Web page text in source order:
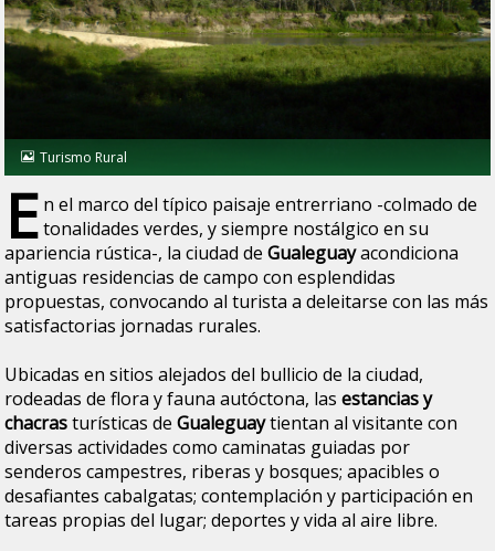
Turismo Rural
E n el marco del típico paisaje entrerriano -colmado de
tonalidades verdes, y siempre nostálgico en su
apariencia rústica-, la ciudad deGualeguayacondiciona
antiguas residencias de campo con esplendidas
propuestas, convocando al turista a deleitarse con las más
satisfactorias jornadas rurales.
Ubicadas en sitios alejados del bullicio de la ciudad,
rodeadas de flora y fauna autóctona, lasestancias y
chacrasturísticas deGualeguaytientan al visitante con
diversas actividades como caminatas guiadas por
senderos campestres, riberas y bosques; apacibles o
desafiantes cabalgatas; contemplación y participación en
tareas propias del lugar; deportes y vida al aire libre.